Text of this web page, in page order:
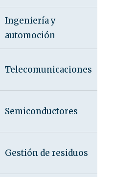
Ingeniería y
automoción
Telecomunicaciones
Semiconductores
Gestión de residuos